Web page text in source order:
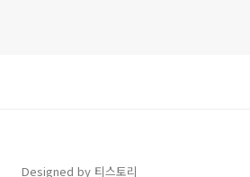
Designed by 티스토리